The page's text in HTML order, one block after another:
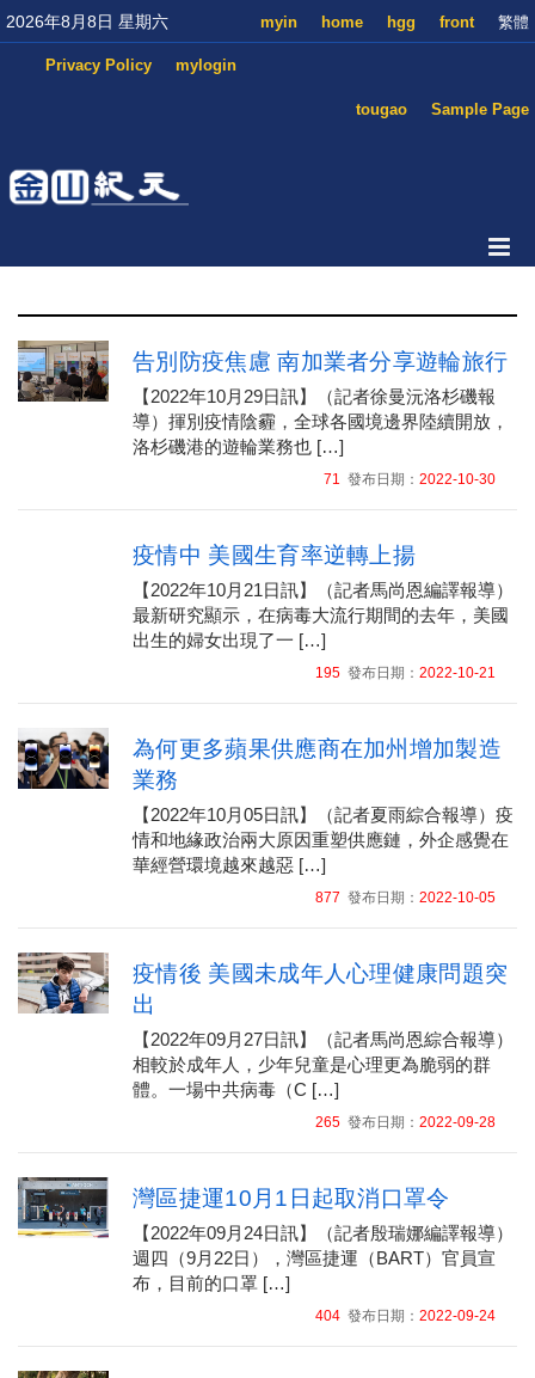
2026年8月8日 星期六 繁體
front
hgg
home
myin
mylogin
Privacy Policy
Sample Page
tougao
告別防疫焦慮 南加業者分享遊輪旅行
【2022年10月29日訊】（記者徐曼沅洛杉磯報
導）揮別疫情陰霾，全球各國境邊界陸續開放，
洛杉磯港的遊輪業務也 […]
71 發布日期： 2022-10-30
疫情中 美國生育率逆轉上揚
【2022年10月21日訊】（記者馬尚恩編譯報導）
最新研究顯示，在病毒大流行期間的去年，美國
出生的婦女出現了一 […]
195發布日期： 2022-10-21
為何更多蘋果供應商在加州增加製造
業務
【2022年10月05日訊】（記者夏雨綜合報導）疫
情和地緣政治兩大原因重塑供應鏈，外企感覺在
華經營環境越來越惡 […]
877 發布日期： 2022-10-05
疫情後 美國未成年人心理健康問題突
出
【2022年09月27日訊】（記者馬尚恩綜合報導）
相較於成年人，少年兒童是心理更為脆弱的群
體。一場中共病毒（C […]
265發布日期： 2022-09-28
灣區捷運10月1日起取消口罩令
【2022年09月24日訊】（記者殷瑞娜編譯報導）
週四（9月22日），灣區捷運（BART）官員宣
布，目前的口罩 […]
404發布日期： 2022-09-24